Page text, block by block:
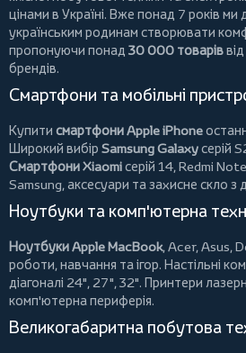
цінами в Україні. Вже понад 7 років
українським родинам створювати
пропонуючи понад 30 000 товарів
брендів.
Смартфони та мобільні
Купити смартфони Apple iPhone
Широкий вибір Samsung Galaxyсерій
Смартфони Xiaomiсерій 14, Redmi
Samsung, аксесуари тазахисне скло з
Ноутбуки та комп'ютерна
Ноутбуки Apple MacBook,Acer,Asus,
роботи, навчання та ігор. Настільні
діагоналі 24", 27", 32". Принтери
комп'ютерна периферія.
Великогабаритна побутова